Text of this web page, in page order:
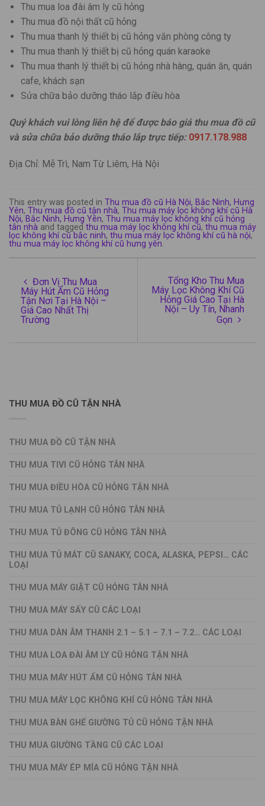
Thu mua loa đài âm ly cũ hỏng
Thu mua đồ nội thất cũ hỏng
Thu mua thanh lý thiết bị cũ hỏng văn phòng công ty
Thu mua thanh lý thiết bị cũ hỏng quán karaoke
Thu mua thanh lý thiết bị cũ hỏng nhà hàng, quán ăn, quán
cafe, khách sạn
Sửa chữa bảo dưỡng tháo lắp điều hòa
Quý khách vui lòng liên hệ để được báo giá thu mua đồ cũ
và sửa chữa bảo dưỡng tháo lắp trực tiếp: 0917.178.988
Địa Chỉ: Mễ Trì, Nam Từ Liêm, Hà Nội
This entry was posted in Thu mua đồ cũ Hà Nội, Bắc Ninh, Hưng
Yên, Thu mua đồ cũ tận nhà, Thu mua máy lọc không khí cũ Hà
Nội, Bắc Ninh, Hưng Yên, Thu mua máy lọc không khí cũ hỏng
tân nhà and tagged thu mua máy lọc không khí cũ, thu mua máy
lọc không khí cũ bắc ninh, thu mua máy lọc không khí cũ hà nội,
thu mua máy lọc không khí cũ hưng yên.
Đơn Vị Thu Mua
Máy Hút Ẩm Cũ Hỏng
Tận Nơi Tại Hà Nội –
Giá Cao Nhất Thị
Trường
Tổng Kho Thu Mua
Máy Lọc Không Khí Cũ
Hỏng Giá Cao Tại Hà
Nội – Uy Tín, Nhanh
Gọn
THU MUA ĐỒ CŨ TẬN NHÀ
THU MUA ĐỒ CŨ TẬN NHÀ
THU MUA TIVI CŨ HỎNG TÂN NHÀ
THU MUA ĐIỀU HÒA CŨ HỎNG TẬN NHÀ
THU MUA TỦ LẠNH CŨ HỎNG TÂN NHÀ
THU MUA TỦ ĐÔNG CŨ HỎNG TÂN NHÀ
THU MUA TỦ MÁT CŨ SANAKY, COCA, ALASKA, PEPSI… CÁC
LOẠI
THU MUA MÁY GIẶT CŨ HỎNG TÂN NHÀ
THU MUA MÁY SẤY CŨ CÁC LOẠI
THU MUA DÀN ÂM THANH 2.1 – 5.1 – 7.1 – 7.2… CÁC LOẠI
THU MUA LOA ĐÀI ÂM LY CŨ HỎNG TẬN NHÀ
THU MUA MÁY HÚT ẨM CŨ HỎNG TÂN NHÀ
THU MUA MÁY LỌC KHÔNG KHÍ CŨ HỎNG TÂN NHÀ
THU MUA BÀN GHẾ GIƯỜNG TỦ CŨ HỎNG TẬN NHÀ
THU MUA GIƯỜNG TẦNG CŨ CÁC LOẠI
THU MUA MÁY ÉP MÍA CŨ HỎNG TẬN NHÀ